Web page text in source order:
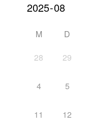
M D
28
29
4 5
11 12